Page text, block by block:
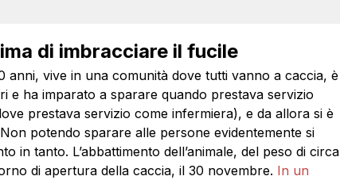
di imbracciare il fucile
anni, vive in una comunità dove tutti vanno a caccia, è
e ha imparato a sparare quando prestava servizio
prestava servizio come infermiera), e da allora si è
potendo sparare alle persone evidentemente si
in tanto. L’abbattimento dell’animale, del peso di circa
di apertura della caccia, il 30 novembre. In un